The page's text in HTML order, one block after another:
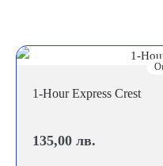
1-Hour Express Crest
135,00 лв.